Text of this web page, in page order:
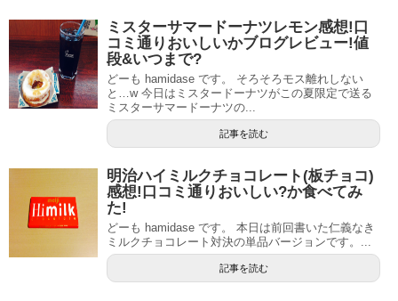
ミスターサマードーナツレモン感想!口
コミ通りおいしいかブログレビュー!値
段&いつまで?
どーも hamidase です。 そろそろモス離れしない
と…w 今日はミスタードーナツがこの夏限定で送る
ミスターサマードーナツの...
記事を読む
明治ハイミルクチョコレート(板チョコ)
感想!口コミ通りおいしい?か食べてみ
た!
どーも hamidase です。 本日は前回書いた仁義なき
ミルクチョコレート対決の単品バージョンです。...
記事を読む